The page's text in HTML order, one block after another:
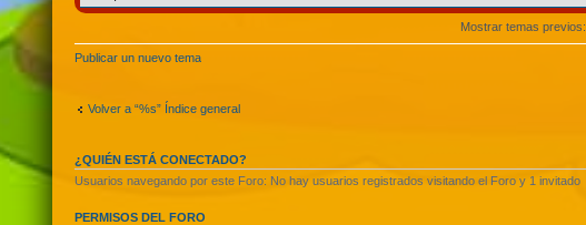
Mostrar temas previos:
Publicar un nuevo tema
Volver a “%s” Índice general
¿QUIÉN ESTÁ CONECTADO?
Usuarios navegando por este Foro: No hay usuarios registrados visitando el Foro y 1 invitado
PERMISOS DEL FORO